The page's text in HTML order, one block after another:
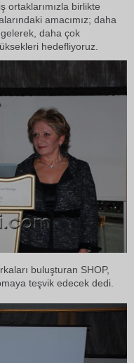
iş ortaklarımızla birlikte
amacımız; daha
daha çok
hedefliyoruz.
buluşturan SHOP,
teşvik edecek dedi.